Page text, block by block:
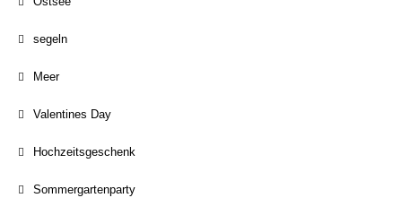
segeln
Meer
Valentines Day
Hochzeitsgeschenk
Sommergartenparty